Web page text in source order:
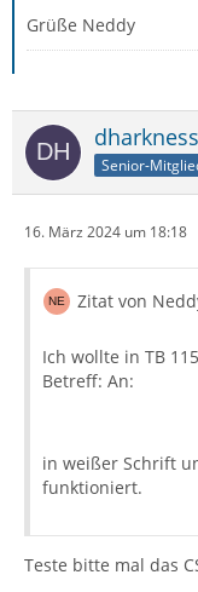
Grüße Neddy
Senior-
16. März 2024 um 18:18
Zitat von
Ich wollte in TB
Betreff: An:
in weißer Schrift
funktioniert.
Teste bitte mal das